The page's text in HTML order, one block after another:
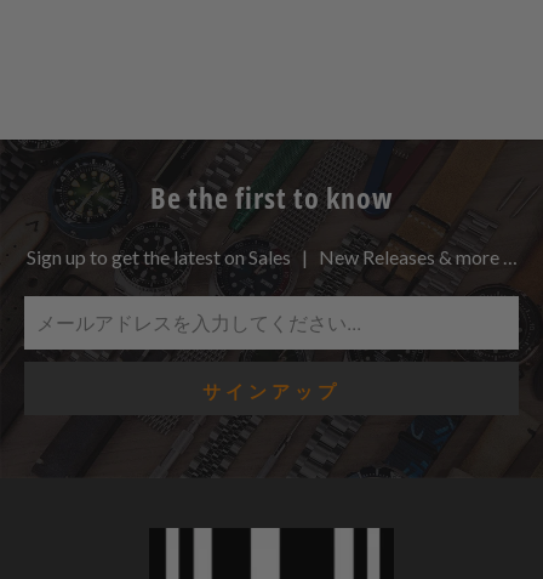
Be the first to know
Sign up to get the latest on Sales | New Releases & more …